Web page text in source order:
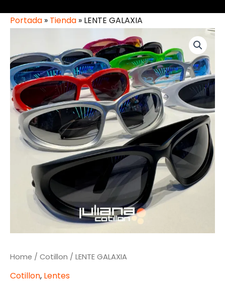
Portada » Tienda » LENTE GALAXIA
Home / Cotillon / LENTE GALAXIA
Cotillon, Lentes